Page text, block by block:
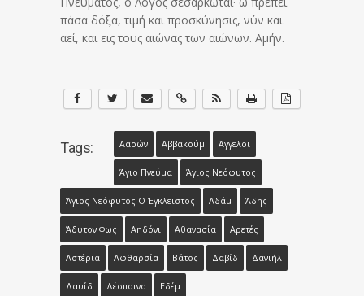
πάσα δόξα, τιμή και προσκύνησις, νύν και
αεί, και εις τους αιώνας των αιώνων. Αμήν.
Tags: Ααρών Αββακούμ Άγγελοι
Άγιο Πνεύμα Άγιος Νεόφυτος
Άγιος Νεόφυτος Ο Έγκλειστος Αδάμ Άδης
Άδυτον Φως Αηδόνι Αθανασία Αρετές
Αστέρια Αφθαρσία Βάτος Δαβίδ Δανιήλ
Δαυίδ Δέσποινα Εδέμ